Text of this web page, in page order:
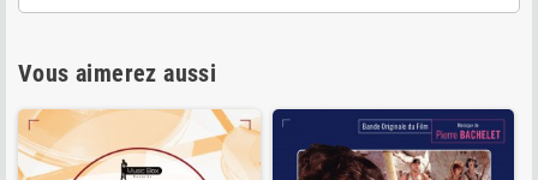
Vous aimerez aussi